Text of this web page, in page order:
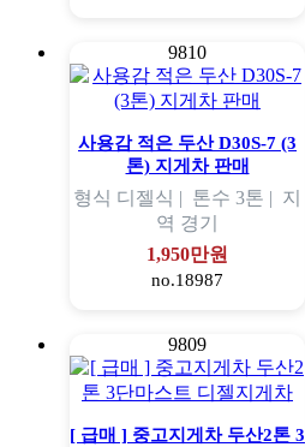
9810
사용감 적은 두산 D30S-7 (3
톤) 지게차 판매
형식 디젤식 | 톤수 3톤 | 지
역 경기
1,950만원
no.18987
9809
[ 급매 ] 중고지게차 두산2톤 3